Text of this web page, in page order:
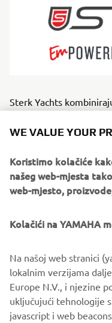
Sterk Yachts
supersportski trupovi
dinamično. Modeli
suncu, obalna
Karakteriziraju ih
funkcionalni europski
orijentiranom na
WE VALUE YOUR
Koristimo kolačiće
našeg web-mjesta
web-mjesto,
Kolačići na YAMAHA
Na našoj web stranici
lokalnim verzijama
Europe N.V., i njezine
uključujući tehnologije
javascript i web